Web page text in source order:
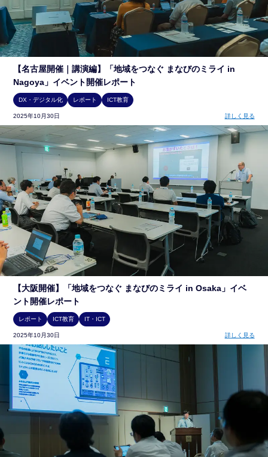
【名古屋開催｜講演編】「地域をつなぐ まなびのミライ in
Nagoya」イベント開催レポート
DX・デジタル化 レポート ICT教育
2025年10月30日 詳しく見る
【大阪開催】「地域をつなぐ まなびのミライ in Osaka」イベ
ント開催レポート
レポート ICT教育 IT・ICT
2025年10月30日 詳しく見る